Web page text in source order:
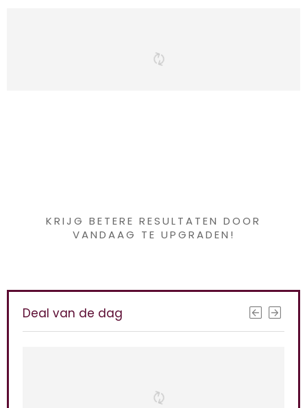
KRIJG BETERE RESULTATEN DOOR
VANDAAG TE UPGRADEN!
Deal van de dag